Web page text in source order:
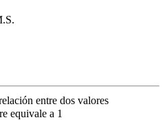
entre dos valores
equivale a 1